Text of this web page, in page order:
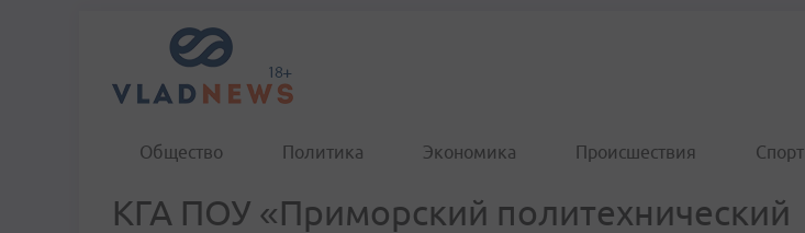
Общество Политика Экономика Происшествия Спорт
КГА ПОУ «Приморский политехнический